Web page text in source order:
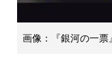
画像：『銀河の一票